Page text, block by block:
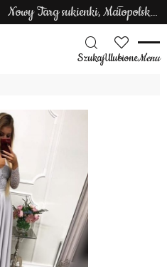
Nowy Targ sukienki, Małopolska sukienki
SzukajUlubioneMenu